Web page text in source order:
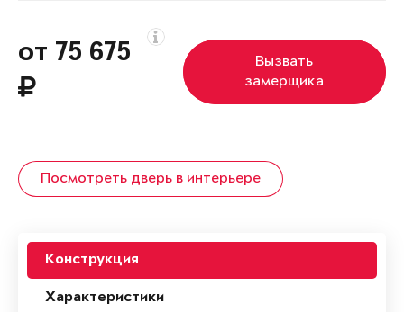
от 75 675
Вызвать
замерщика
Посмотреть дверь в интерьере
Конструкция
Характеристики